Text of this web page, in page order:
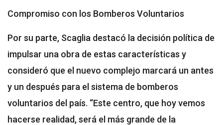
Compromiso con los Bomberos Voluntarios
Por su parte, Scaglia destacó la decisión política de
impulsar una obra de estas características y
consideró que el nuevo complejo marcará un antes
y un después para el sistema de bomberos
voluntarios del país. “Este centro, que hoy vemos
hacerse realidad, será el más grande de la